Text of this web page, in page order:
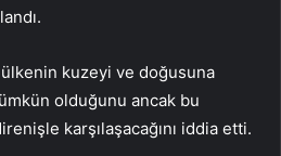
ülkenin kuzeyi ve doğusuna
olduğunu ancak bu
karşılaşacağını iddia etti.